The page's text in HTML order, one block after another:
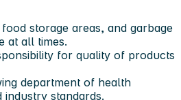
storage areas, and garbage
at all times.
for quality of products
department of health
industry standards.